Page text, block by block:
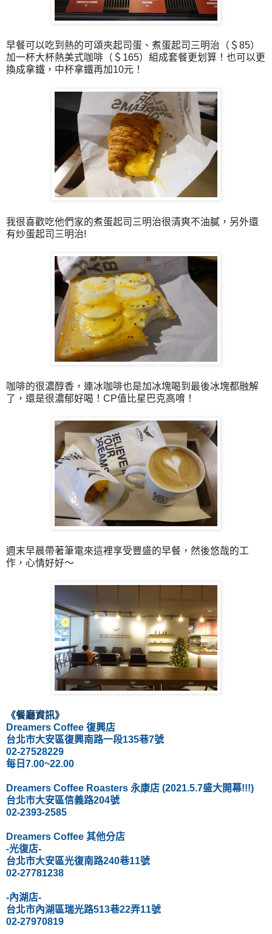
早餐可以吃到熱的可頌夾起司蛋、煮蛋起司三明治（＄85）
加一杯大杯熱美式咖啡（＄165）組成套餐更划算！也可以更
換成拿鐵，中杯拿鐵再加10元！
我很喜歡吃他們家的煮蛋起司三明治很清爽不油膩，另外還
有炒蛋起司三明治!
咖啡的很濃醇香，連冰咖啡也是加冰塊喝到最後冰塊都融解
了，還是很濃郁好喝！CP值比星巴克高唷！
週末早晨帶著筆電來這裡享受豐盛的早餐，然後悠哉的工
作，心情好好～
《餐廳資訊》
Dreamers Coffee 復興店
台北市大安區復興南路一段135巷7號
02-27528229
每日7.00~22.00
Dreamers Coffee Roasters 永康店 (2021.5.7盛大開幕!!!)
台北市大安區信義路204號
02-2393-2585
Dreamers Coffee 其他分店
-光復店-
台北市大安區光復南路240巷11號
02-27781238
-內湖店-
台北市內湖區瑞光路513巷22弄11號
02-27970819